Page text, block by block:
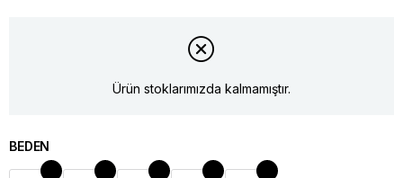
Ürün stoklarımızda kalmamıştır.
BEDEN